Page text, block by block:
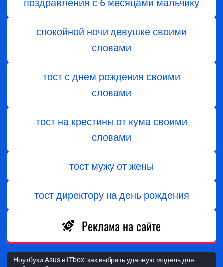
поздравления с 6 месяцами мальчику
спокойной ночи девушке своими
словами
тост с днем ​​рождения своими
словами
тост на крестины от кума своими
словами
тост мужу от жены
тост директору на день рождения
Реклама на сайте
Ноутбуки Asus в ITbox: как выбрать удачную модель для